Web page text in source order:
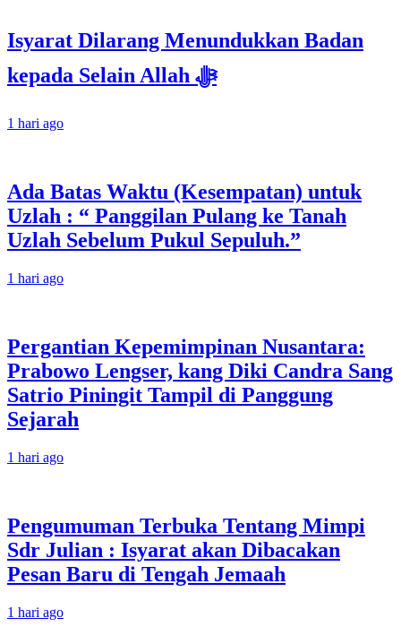
Isyarat Dilarang Menundukkan Badan
kepada Selain Allah ﷻ
1 hari ago
Ada Batas Waktu (Kesempatan) untuk
Uzlah : “ Panggilan Pulang ke Tanah
Uzlah Sebelum Pukul Sepuluh.”
1 hari ago
Pergantian Kepemimpinan Nusantara:
Prabowo Lengser, kang Diki Candra Sang
Satrio Piningit Tampil di Panggung
Sejarah
1 hari ago
Pengumuman Terbuka Tentang Mimpi
Sdr Julian : Isyarat akan Dibacakan
Pesan Baru di Tengah Jemaah
1 hari ago